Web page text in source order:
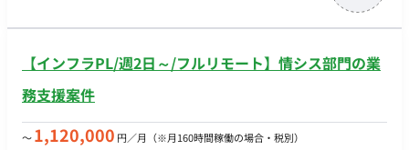
きます 〇開発に必要なソフトウェアライセンスの貸与制度を
導⼊(Cursorなどの有料IDE 等を無償貸与） ■働き方 ・平日×週
田町のオフィス出社
囲 ●バックエンド（主担当領域） ・SNS向けメッセージ配信
機能の構築（⼤量配信‧webhook処理） ・認証‧認可機能、決
の構築 など ■その他領域 ●フロント ・React＋MUIを⽤いた配
信管理画⾯ ・タグの実装、LIFFアプリ開発 ●インフラ構築
ーラブルな構築 ■開発環境 バックエンド：fastify, TypeScript フ
【インフラPL/週2日～/フルリモート】情シス部門の業
務支援案件
〜1,120,000 円／月 （※月160時間稼働の場合・税別）